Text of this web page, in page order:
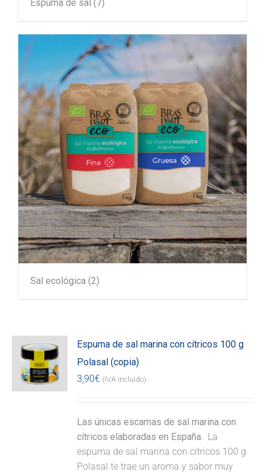
Espuma de sal (7)
Sal ecológica (2)
Espuma de sal marina con cítricos 100 g
Polasal (copia)
3,90€ (IVA incluido)
Las únicas escamas de sal marina con
cítricos elaboradas en España. La
espuma de sal marina con cítricos 100 g
Polasal te trae un aroma y sabor muy